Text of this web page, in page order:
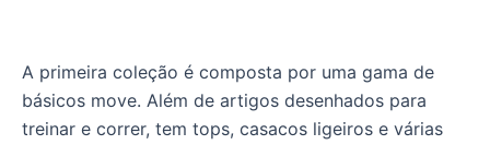
A primeira coleção é composta por uma gama de
básicos move. Além de artigos desenhados para
treinar e correr, tem tops, casacos ligeiros e várias